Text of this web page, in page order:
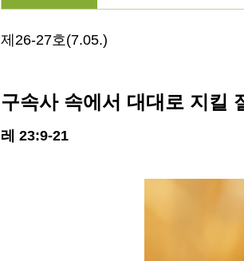
제 26-27호(7.05.)
구속사 속에서 대대로 지킬
레 23:9-21